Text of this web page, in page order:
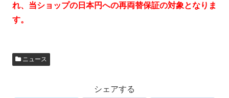
れ、当ショップの日本円への再両替保証の対象となりま
す。
ニュース
シェアする